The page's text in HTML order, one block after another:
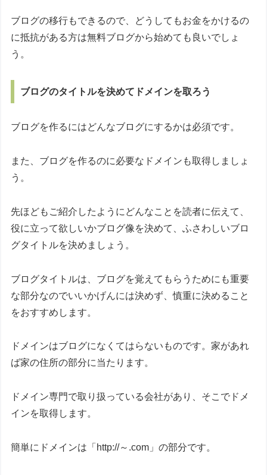
ブログの移行もできるので、どうしてもお金をかけるの
に抵抗がある方は無料ブログから始めても良いでしょ
う。
ブログのタイトルを決めてドメインを取ろう
ブログを作るにはどんなブログにするかは必須です。
また、ブログを作るのに必要なドメインも取得しましょ
う。
先ほどもご紹介したようにどんなことを読者に伝えて、
役に立って欲しいかブログ像を決めて、ふさわしいブロ
グタイトルを決めましょう。
ブログタイトルは、ブログを覚えてもらうためにも重要
な部分なのでいいかげんには決めず、慎重に決めること
をおすすめします。
ドメインはブログになくてはらないものです。家があれ
ば家の住所の部分に当たります。
ドメイン専門で取り扱っている会社があり、そこでドメ
インを取得します。
簡単にドメインは「http://～.com」の部分です。